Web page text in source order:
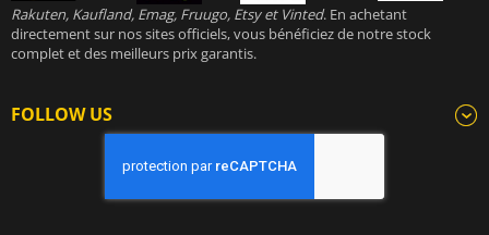
Rakuten, Kaufland, Emag, Fruugo, Etsy et Vinted. En achetant
directement sur nos sites officiels, vous bénéficiez de notre stock
complet et des meilleurs prix garantis.
FOLLOW US